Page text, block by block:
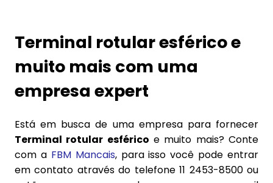
Terminal rotular esférico e
muito mais com uma
empresa expert
Está em busca de uma empresa para fornecer
Terminal rotular esférico e muito mais? Conte
com a FBM Mancais, para isso você pode entrar
em contato através do telefone 11 2453-8500 ou